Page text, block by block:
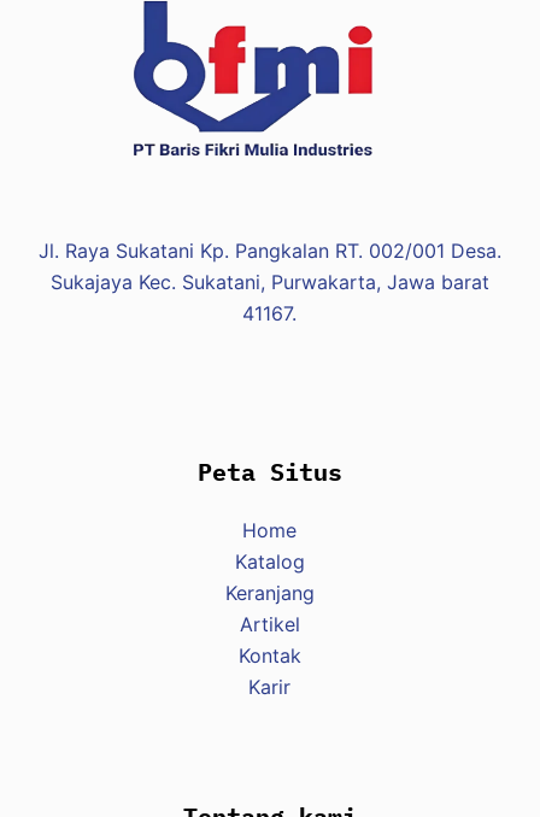
Jl. Raya Sukatani Kp. Pangkalan RT. 002/001 Desa.
Sukajaya Kec. Sukatani, Purwakarta, Jawa barat
41167.
Peta Situs
Home
Katalog
Keranjang
Artikel
Kontak
Karir